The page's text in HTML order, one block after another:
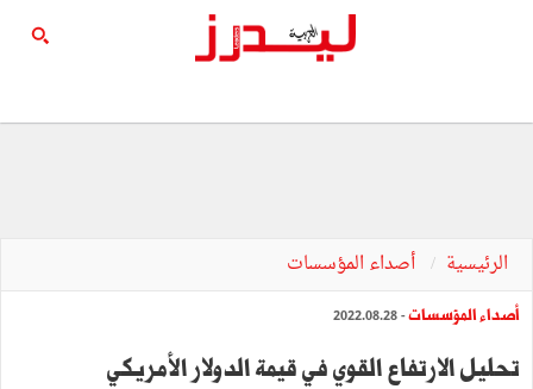
الرئيسية أصداء المؤسسات
أصداء المؤسسات- 2022.08.28
تحليل الارتفاع القوي في قيمة الدولار الأمريكي